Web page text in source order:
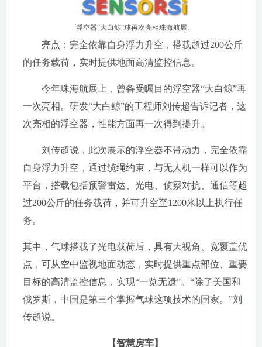
浮空器“大白鲸”球再次亮相珠海航展。
亮点：完全依靠自身浮力升空，搭载超过200公斤
的任务载荷，实时提供地面高清监控信息。
今年珠海航展上，曾备受瞩目的浮空器“大白鲸”再
一次亮相。研发“大白鲸”的工程师刘传超告诉记者，这
次亮相的浮空器，性能方面再一次得到提升。
刘传超说，此次展示的浮空器不带动力，完全依靠
自身浮力升空，通过缆绳约束，与无人机一样可以作为
平台，搭载包括预警雷达、光电、侦察对抗、通信等超
过200公斤的任务载荷，并可升空至1200米以上执行任
务。
其中，气球搭载了光电载荷后，具有大视角、宽覆盖优
点，可从空中监视地面动态，实时提供重点部位、重要
目标的高清监控信息，实现“一览无遗”。“除了美国和
俄罗斯，中国是第三个掌握气球这项技术的国家。”刘
传超说。
【智慧房车】